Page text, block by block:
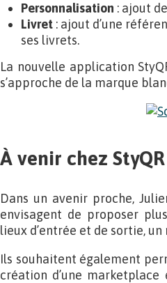
Personnalisation : ajout
Livret : ajout d’une
ses livrets.
La nouvelle application
s’approche de la marque
À venir chez StyQR
Dans un avenir proche,
envisagent de proposer
lieux d’entrée et de sortie,
Ils souhaitent également
création d’une